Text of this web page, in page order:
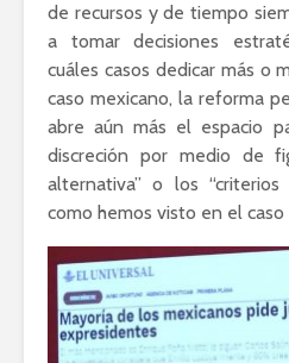
de recursos y de tiempo
a tomar decisiones
cuáles casos dedicar más o
caso mexicano, la reforma
abre aún más el espacio
discreción por medio de
alternativa” o los
como hemos visto en el